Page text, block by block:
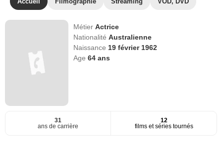
MétierActrice
NationalitéAustralienne
Naissance 19 février 1962
Age64 ans
31
ans de carrière
12
films et séries tournés